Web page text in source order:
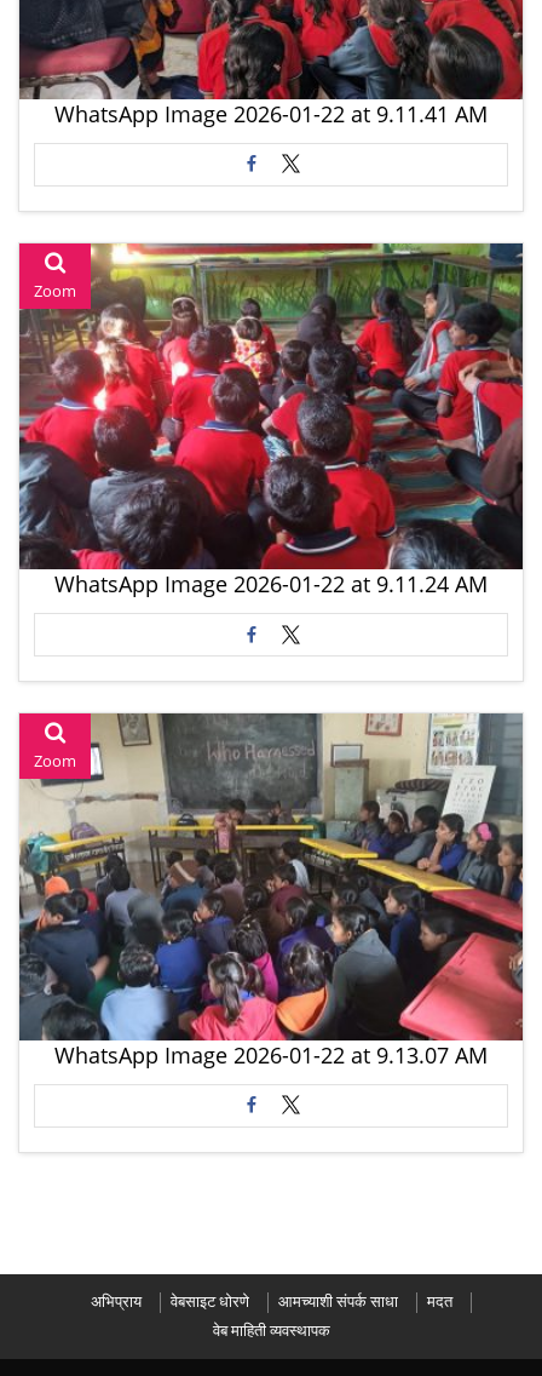
WhatsApp Image 2026-01-22 at 9.11.41 AM
Zoom
WhatsApp Image 2026-01-22 at 9.11.24 AM
Zoom
WhatsApp Image 2026-01-22 at 9.13.07 AM
अभिप्राय वेबसाइट धोरणे आमच्याशी संपर्क साधा
मदत
वेब माहिती व्यवस्थापक